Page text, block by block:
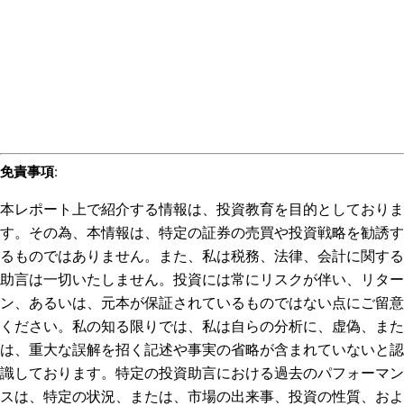
免責事項:
本レポート上で紹介する情報は、投資教育を目的としておりま
す。その為、本情報は、特定の証券の売買や投資戦略を勧誘す
るものではありません。また、私は税務、法律、会計に関する
助言は一切いたしません。投資には常にリスクが伴い、リター
ン、あるいは、元本が保証されているものではない点にご留意
ください。私の知る限りでは、私は自らの分析に、虚偽、また
は、重大な誤解を招く記述や事実の省略が含まれていないと認
識しております。特定の投資助言における過去のパフォーマン
スは、特定の状況、または、市場の出来事、投資の性質、およ